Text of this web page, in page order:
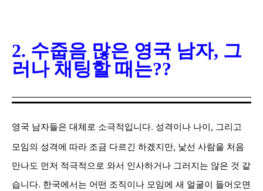
2. 수줍음 많은 영국 남자, 그
러나 채팅할 때는??
영국 남자들은 대체로 소극적입니다. 성격이나 나이, 그리고
모임의 성격에 따라 조금 다르긴 하겠지만, 낯선 사람을 처음
만나도 먼저 적극적으로 와서 인사하거나 그러지는 않은 것 같
습니다. 한국에서는 어떤 조직이나 모임에 새 얼굴이 들어오면